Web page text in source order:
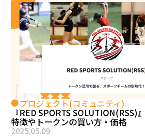
プロジェクト(コミュニティ)
『RED SPORTS SOLUTION(RSS)
特徴やトークンの買い方・価格
2025.05.09